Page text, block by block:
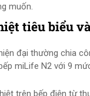
muốn.
tiêu biểu
đại thường chia
miLife N2 với 9